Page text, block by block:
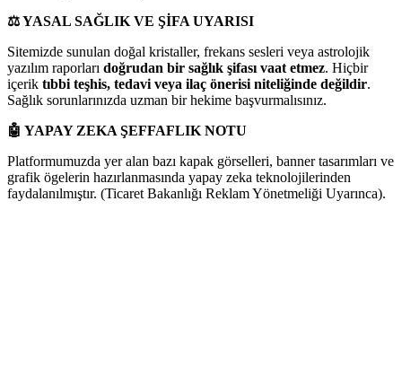
⚖️YASAL SAĞLIK VE ŞİFA UYARISI
Sitemizde sunulan doğal kristaller, frekans sesleri veya astrolojik
yazılım raporları doğrudan bir sağlık şifası vaat etmez. Hiçbir
içerik tıbbi teşhis, tedavi veya ilaç önerisi niteliğinde değildir.
Sağlık sorunlarınızda uzman bir hekime başvurmalısınız.
🤖 YAPAY ZEKA ŞEFFAFLIK NOTU
Platformumuzda yer alan bazı kapak görselleri, banner tasarımları ve
grafik ögelerin hazırlanmasında yapay zeka teknolojilerinden
faydalanılmıştır. (Ticaret Bakanlığı Reklam Yönetmeliği Uyarınca).